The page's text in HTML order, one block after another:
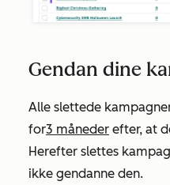
Gendan dine
Alle slettede
for3 måneder efter, at
Herefter slettes
ikke gendanne den.